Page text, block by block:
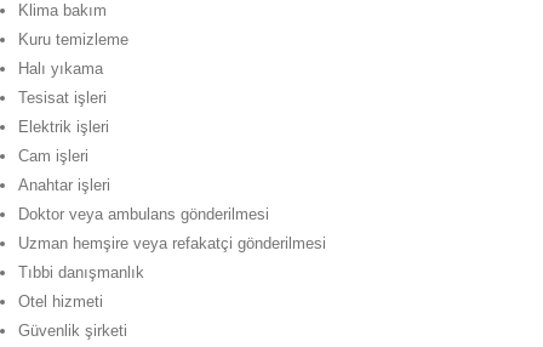
Klima bakım
Kuru temizleme
Halı yıkama
Tesisat işleri
Elektrik işleri
Cam işleri
Anahtar işleri
Doktor veya ambulans gönderilmesi
Uzman hemşire veya refakatçi gönderilmesi
Tıbbi danışmanlık
Otel hizmeti
Güvenlik şirketi